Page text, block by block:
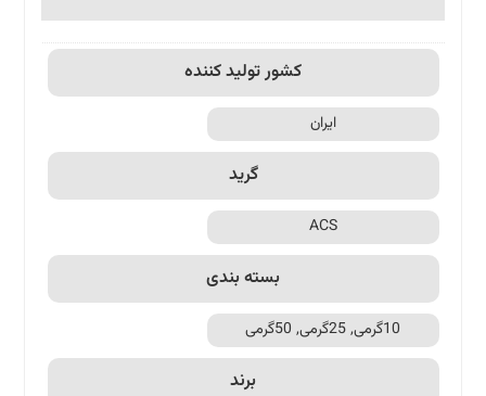
کشور تولید کننده
ایران
گرید
ACS
بسته بندی
10گرمی, 25گرمی, 50گرمی
برند